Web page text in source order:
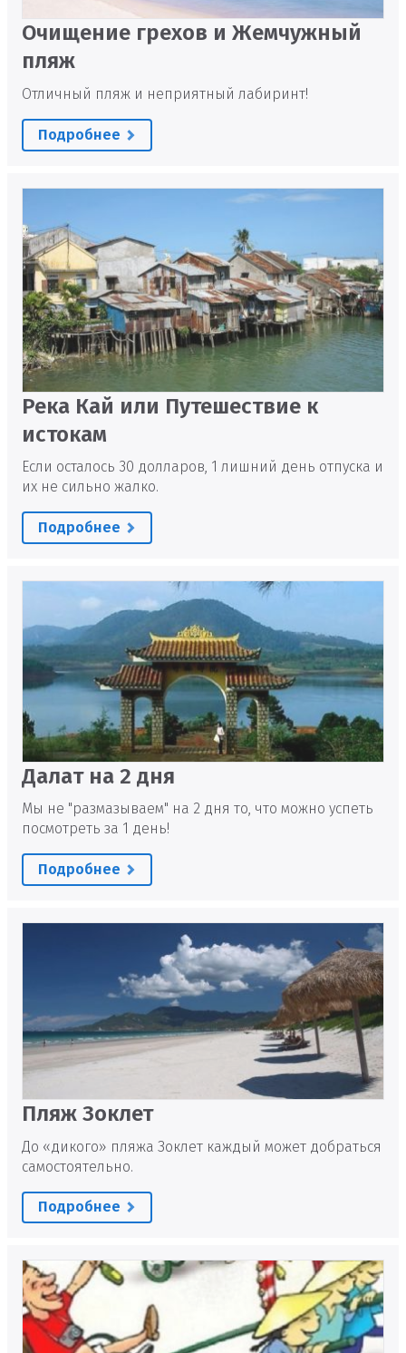
Очищение грехов и Жемчужный
пляж
Отличный пляж и неприятный лабиринт!
Подробнее
Река Кай или Путешествие к
истокам
Если осталось 30 долларов, 1 лишний день отпуска и
их не сильно жалко.
Подробнее
Далат на 2 дня
Мы не "размазываем" на 2 дня то, что можно успеть
посмотреть за 1 день!
Подробнее
Пляж Зоклет
До «дикого» пляжа Зоклет каждый может добраться
самостоятельно.
Подробнее